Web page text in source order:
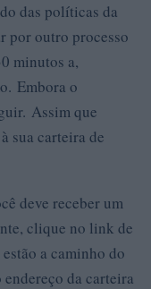
das políticas da
por outro processo
minutos a,
Embora o
Assim que
sua carteira de
deve receber um
clique no link de
a caminho do
da carteira